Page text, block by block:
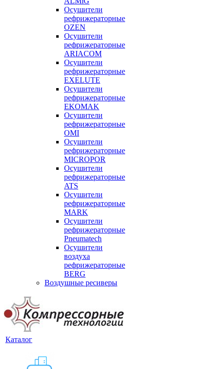
Осушители
рефрижераторные
OZEN
Осушители
рефрижераторные
ARIACOM
Осушители
рефрижераторные
EXELUTE
Осушители
рефрижераторные
EKOMAK
Осушители
рефрижераторные
OMI
Осушители
рефрижераторные
MICROPOR
Осушители
рефрижераторные
ATS
Осушители
рефрижераторные
MARK
Осушители
рефрижераторные
Pneumatech
Осушители
воздуха
рефрижераторные
BERG
Воздушные ресиверы
Каталог